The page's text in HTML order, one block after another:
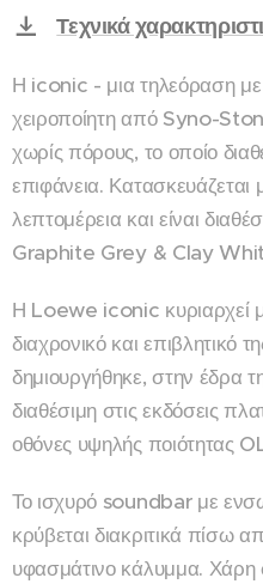
Τεχνικά
Η iconic - μια τηλεόραση με
χειροποίητη από Syno-
χωρίς πόρους, το οποίο
επιφάνεια.
λεπτομέρεια και είναι
Graphite Grey & Clay
Η Loewe iconic κυριαρχεί
διαχρονικό και επιβλητικό
δημιουργήθηκε, στην έδρα
διαθέσιμη στις εκδόσεις
οθόνες υψηλής ποιότητας
Το ισχυρό soundbar με
κρύβεται διακριτικά πίσω
υφασμάτινο κάλυμμα. Χάρη